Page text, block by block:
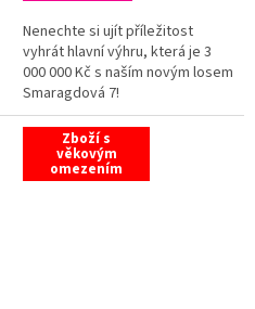
Nenechte si ujít příležitost
vyhrát hlavní výhru, která je 3
000 000 Kč s naším novým losem
Smaragdová 7!
Zboží s
věkovým
omezením